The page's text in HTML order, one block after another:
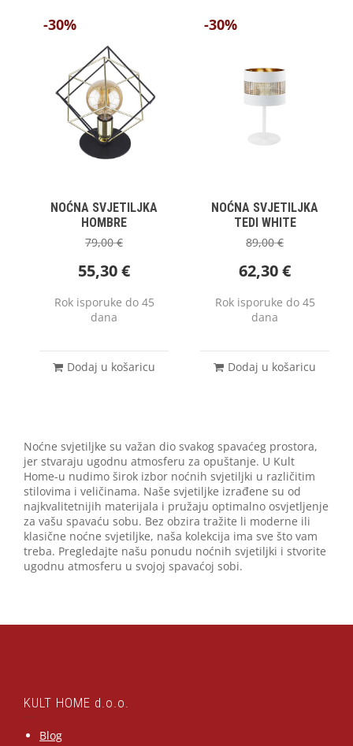
-30%
NOĆNA SVJETILJKA
HOMBRE
79,00€
55,30€
Rok isporuke do 45
dana
Dodaj u košaricu
-30%
NOĆNA SVJETILJKA
TEDI WHITE
89,00€
62,30€
Rok isporuke do 45
dana
Dodaj u košaricu
Noćne svjetiljke su važan dio svakog spavaćeg prostora,
jer stvaraju ugodnu atmosferu za opuštanje. U Kult
Home-u nudimo širok izbor noćnih svjetiljki u različitim
stilovima i veličinama. Naše svjetiljke izrađene su od
najkvalitetnijih materijala i pružaju optimalno osvjetljenje
za vašu spavaću sobu. Bez obzira tražite li moderne ili
klasične noćne svjetiljke, naša kolekcija ima sve što vam
treba. Pregledajte našu ponudu noćnih svjetiljki i stvorite
ugodnu atmosferu u svojoj spavaćoj sobi.
KULT HOME d.o.o.
Blog